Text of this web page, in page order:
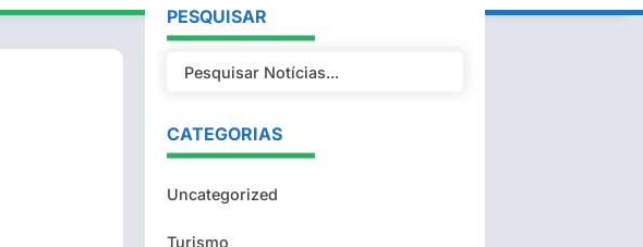
PESQUISAR
CATEGORIAS
Uncategorized
Turismo